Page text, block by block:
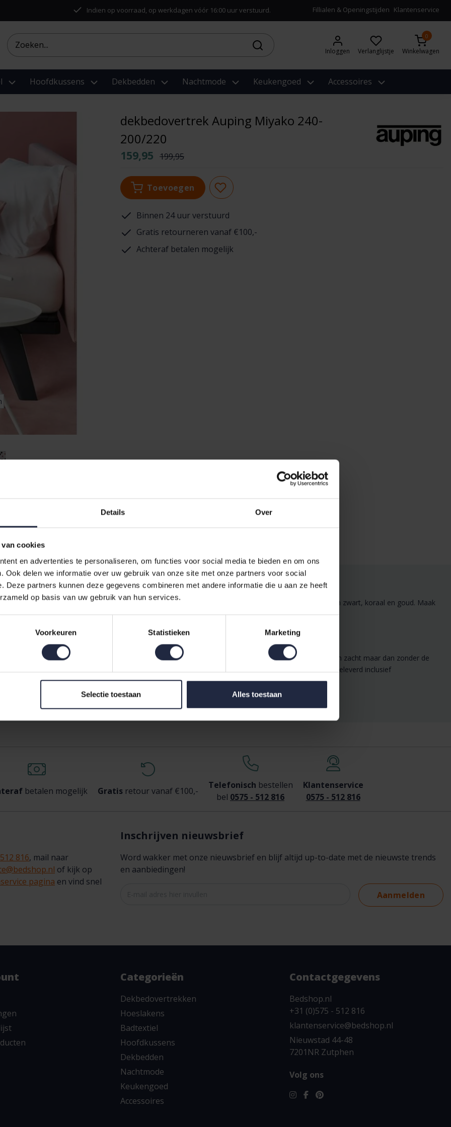
Details Over
van cookies
en advertenties te personaliseren, om functies voor social media te bieden en om ons
Ook delen we informatie over uw gebruik van onze site met onze partners voor social
Deze partners kunnen deze gegevens combineren met andere informatie die u aan ze heeft
op basis van uw gebruik van hun services.
Voorkeuren Statistieken Marketing
Selectie toestaan Alles toestaan
Indien op voorraad, op werkdagen vóór 16:00 uur verstuurd. Fillialen & Openingstijden Klantenservice
Inloggen Verlanglijstje
0
Winkelwagen
Hoofdkussens Dekbedden Nachtmode Keukengoed Accessoires
dekbedovertrek Auping Miyako 240-
200/220
159,95 199,95
Toevoegen
Binnen 24 uur verstuurd
Gratis retourneren vanaf €100,-
Achteraf betalen mogelijk
onderzijde. De rest van het dekbedovertrek heeft een effen witte kleur. De stippen hebben de kleuren zwart, koraal en goud. Maak
in een van de kleuren van de stippen.
en neemt goed vocht op. Dit zorgt voor een prettige nachtrust. Perkal-katoen is soepel, stevig en zacht maar dan zonder de
Er zit een dubbele doorlopende instopstrook bij het voeteneind. Het dekbedovertrek wordt geleverd inclusief
hierbij nauwkeurig de wasinstructies op het waslabel.
betalen mogelijk Gratisretour vanaf €100,-
Telefonisch bestellen
bel 0575 - 512 816
Klantenservice
0575 - 512 816
816, mail naar
of kijk op
pagina en vind snel
Inschrijven nieuwsbrief
Word wakker met onze nieuwsbrief en blijf altijd up-to-date met de nieuwste trends
en aanbiedingen!
Aanmelden
Categorieën
Dekbedovertrekken
Hoeslakens
Badtextiel
Hoofdkussens
Dekbedden
Nachtmode
Keukengoed
Accessoires
Contactgegevens
Bedshop.nl
+31 (0)575 - 512 816
klantenservice@bedshop.nl
Nieuwstad 44-48
7201NR Zutphen
Volg ons